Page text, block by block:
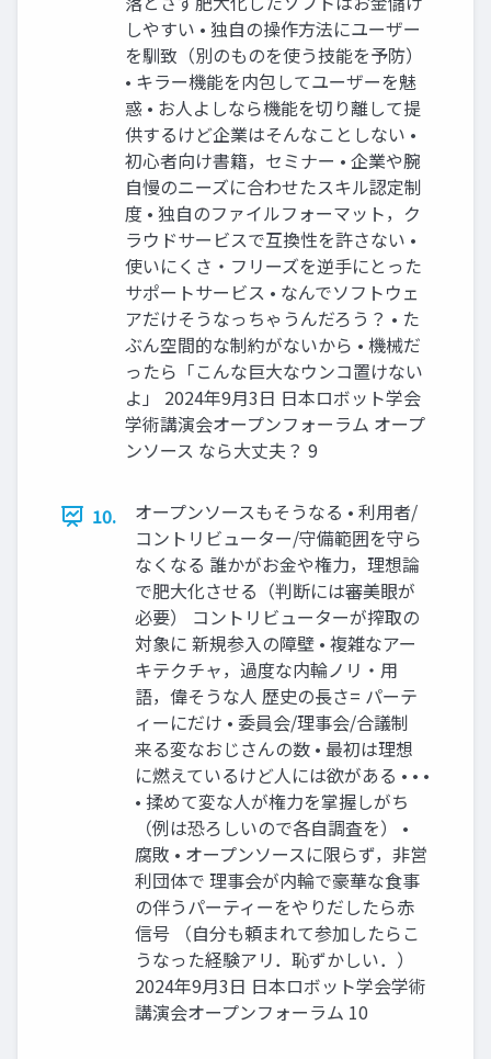
しやすい • 独自の操作方法にユーザー
を馴致（別のものを使う技能を予防）
• キラー機能を内包してユーザーを魅
惑 • お人よしなら機能を切り離して提
供するけど企業はそんなことしない •
初心者向け書籍，セミナー • 企業や腕
自慢のニーズに合わせたスキル認定制
度 • 独自のファイルフォーマット，ク
ラウドサービスで互換性を許さない •
使いにくさ・フリーズを逆手にとった
サポートサービス • なんでソフトウェ
アだけそうなっちゃうんだろう？ • た
ぶん空間的な制約がないから • 機械だ
ったら「こんな巨大なウンコ置けない
よ」 2024年9月3日 日本ロボット学会
学術講演会オープンフォーラム オープ
ンソース なら大丈夫？ 9
10.
オープンソースもそうなる • 利用者/
コントリビューター/守備範囲を守ら
なくなる 誰かがお金や権力，理想論
で肥大化させる（判断には審美眼が
必要） コントリビューターが搾取の
対象に 新規参入の障壁 • 複雑なアー
キテクチャ，過度な内輪ノリ・用
語，偉そうな人 歴史の長さ= パーテ
ィーにだけ • 委員会/理事会/合議制
来る変なおじさんの数 • 最初は理想
に燃えているけど人には欲がある • • •
• 揉めて変な人が権力を掌握しがち
（例は恐ろしいので各自調査を） •
腐敗 • オープンソースに限らず，非営
利団体で 理事会が内輪で豪華な食事
の伴うパーティーをやりだしたら赤
信号 （自分も頼まれて参加したらこ
うなった経験アリ．恥ずかしい．）
2024年9月3日 日本ロボット学会学術
講演会オープンフォーラム 10